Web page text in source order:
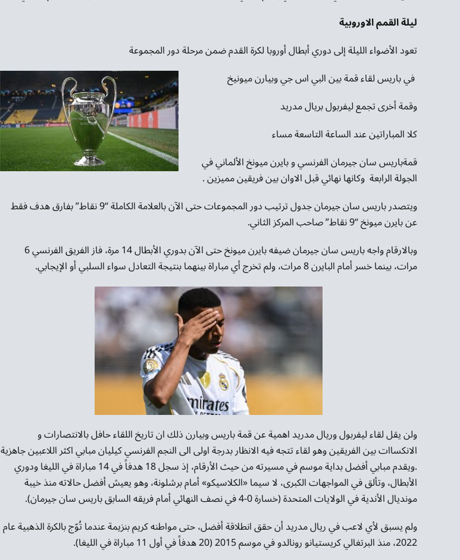
ليلة القمم الاوروبية
تعود الأضواء الليلة إلى دوري أبطال أوروبا لكرة القدم ضمن مرحلة دور المجموعة
في باريس لقاء قمة بين البي اس جي وبيارن ميونيخ
وقمة أخرى تجمع ليفربول بريال مدريد
كلا المباراتين عند الساعة التاسعة مساء
قمةباريس سان جيرمان الفرنسي و بايرن ميونخ الألماني في
الجولة الرابعة وكانها نهائي قبل الاوان بين فريقين مميزين .
ويتصدر باريس سان جيرمان جدول ترتيب دور المجموعات حتى الآن بالعلامة الكاملة “9 نقاط” بفارق هدف فقط
عن بايرن ميونخ “9 نقاط” صاحب المركز الثاني.
وبالارقام واجه باريس سان جيرمان ضيفه بايرن ميونخ حتى الآن بدوري الأبطال 14 مرة، فاز الفريق الفرنسي 6
مرات، بينما خسر أمام البايرن 8 مرات، ولم تخرج أي مباراة بينهما بنتيجة التعادل سواء السلبي أو الإيجابي.
ولن يقل لقاء ليفربول وريال مدريد اهمية عن قمة باريس وبيارن ذلك ان تاريخ اللقاء حافل بالانتصارات و
الانكساات بين الفريقين وهو لقاء تتجه فيه الانظار بدرجة اولى الى النجم الفرنسي كيليان مبابي اكثر اللاعبين جاهزية
.ويقدم مبابي أفضل بداية موسم في مسيرته من حيث الأرقام، إذ سجل 18 هدفاً في 14 مباراة في الليغا ودوري
الأبطال، وتألق في المواجهات الكبرى، لا سيما «الكلاسيكو» أمام برشلونة، وهو يعيش أفضل حالاته منذ خيبة
مونديال الأندية في الولايات المتحدة (خسارة 0-4 في نصف النهائي أمام فريقه السابق باريس سان جيرمان).
ولم يسبق لأي لاعب في ريال مدريد أن حقق انطلاقة أفضل، حتى مواطنه كريم بنزيمة عندما تُوّج بالكرة الذهبية عام
2022، منذ البرتغالي كريستيانو رونالدو في موسم 2015 (20 هدفاً في أول 11 مباراة في الليغا).